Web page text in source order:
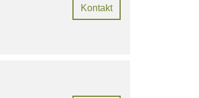
Kontakt